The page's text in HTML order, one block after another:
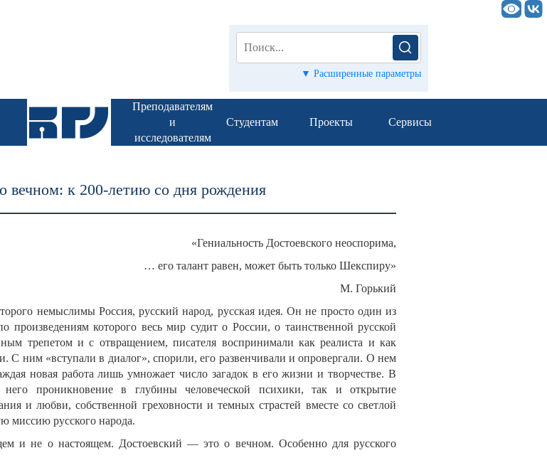
▼ Расширенные параметры
Преподавателям
и
исследователям
Студентам Проекты Сервисы
вечном: к 200-летию со дня рождения
«Гениальность Достоевского неоспорима,
… его талант равен, может быть только Шекспиру»
М. Горький
немыслимы Россия, русский народ, русская идея. Он не просто один из
произведениям которого весь мир судит о России, о таинственной русской
трепетом и с отвращением, писателя воспринимали как реалиста и как
С ним «вступали в диалог», спорили, его развенчивали и опровергали. О нем
новая работа лишь умножает число загадок в его жизни и творчестве. В
него проникновение в глубины человеческой психики, так и открытие
и любви, собственной греховности и темных страстей вместе со светлой
миссию русского народа.
и не о настоящем. Достоевский — это о вечном. Особенно для русского